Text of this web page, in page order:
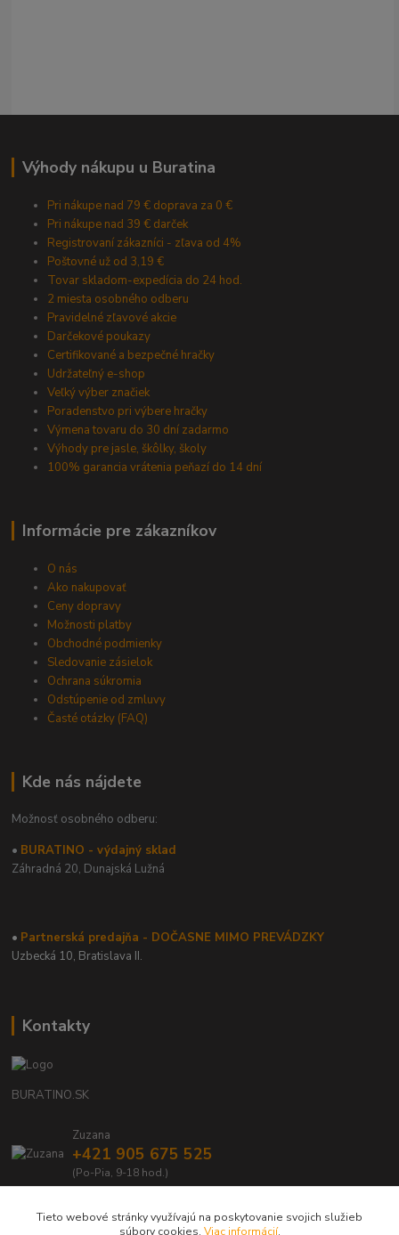
Výhody nákupu u Buratina
Pri nákupe nad 79 € doprava za 0 €
Pri nákupe nad 39 € darček
Registrovaní zákazníci - zľava od 4%
Poštovné už od 3,19 €
Tovar skladom-expedícia do 24 hod.
2 miesta osobného odberu
Pravidelné zľavové akcie
Darčekové poukazy
Certifikované a bezpečné hračky
Udržateľný e-shop
Veľký výber značiek
Poradenstvo pri výbere hračky
Výmena tovaru do 30 dní zadarmo
Výhody pre jasle, škôlky, školy
100% garancia vrátenia peňazí do 14 dní
Informácie pre zákazníkov
O nás
Ako nakupovať
Ceny dopravy
Možnosti platby
Obchodné podmienky
Sledovanie zásielok
Ochrana súkromia
Odstúpenie od zmluvy
Časté otázky (FAQ)
Kde nás nájdete
Možnosť osobného odberu:
• BURATINO - výdajný sklad
Záhradná 20, Dunajská Lužná
• Partnerská predajňa - DOČASNE MIMO PREVÁDZKY
Uzbecká 10, Bratislava II.
Kontakty
BURATINO.SK
Zuzana
+421 905 675 525
(Po-Pia, 9-18 hod.)
Tieto webové stránky využívajú na poskytovanie svojich služieb
súbory cookies. Viac informácií.